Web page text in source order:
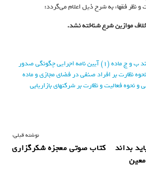
نظر فقهاء به شرح ذیل اعلام می‌گردد:
موازین شرع شناخته نشد.
ادعای خلاف شرع بودن بند ب و ج ماده (۱) آیین نامه اجرایی چگونگی صدور
نظارت بر افراد صنفی در فضای مجازی و ماده
و نحوه فعالیت و نظارت بر شرکتهای بازاریابی
نوشته قبلی:
کتاب صوتی معجزه شکرگزاری
بداند